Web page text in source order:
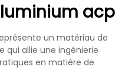
acp
un matériau de
qui allie une ingénierie
en matière de